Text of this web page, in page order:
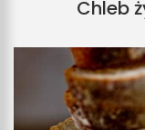
Chleb